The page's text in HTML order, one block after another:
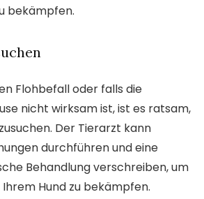
bekämpfen.
Flohbefall oder falls die
nicht wirksam ist, ist es ratsam,
Der Tierarzt kann
durchführen und eine
Behandlung verschreiben, um
Hund zu bekämpfen.